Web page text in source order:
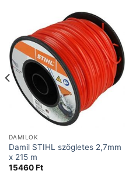
DAMILOK
Damil STIHL szögletes 2,7mm
x 215 m
15460Ft